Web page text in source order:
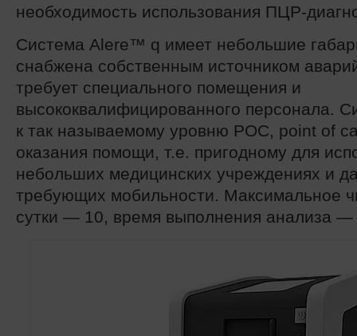
необходимость использования ПЦР-
Система Alere™ q имеет небольшие
снабжена собственным источником
требует специального помещения и
высококвалифицированного персонала.
к так называемому уровню POC, point of
оказания помощи, т.е. пригодному для
небольших медицинских учреждениях и
требующих мобильности. Максимальное
сутки — 10, время выполнения анализа —